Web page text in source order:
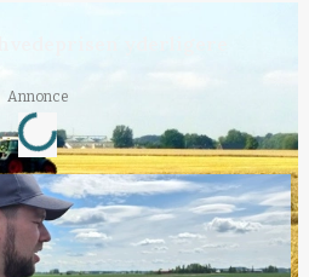
Annonce
Loading...